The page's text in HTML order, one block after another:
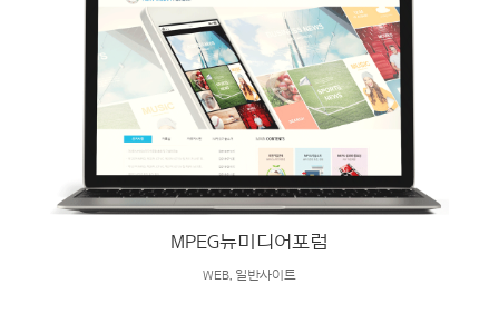
MPEG뉴미디어포럼
WEB, 일반사이트